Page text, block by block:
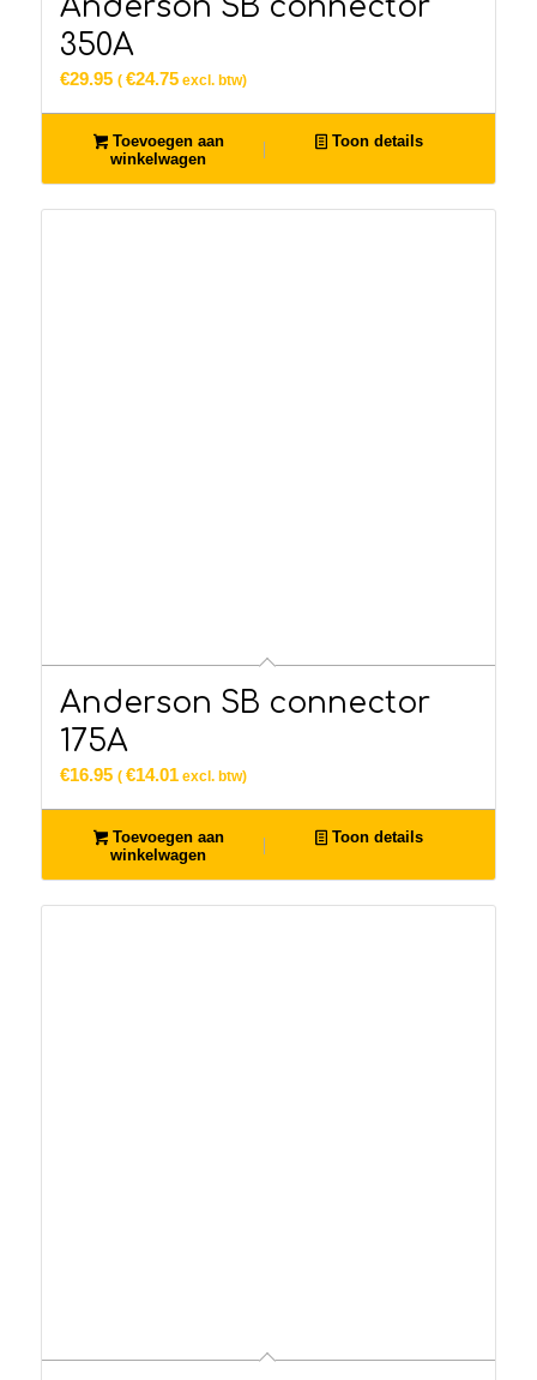
Anderson SB connector
350A
€29.95 ( €24.75excl. btw)
Toevoegen aan
winkelwagen
Toon details
Anderson SB connector
175A
€16.95 ( €14.01excl. btw)
Toevoegen aan
winkelwagen
Toon details